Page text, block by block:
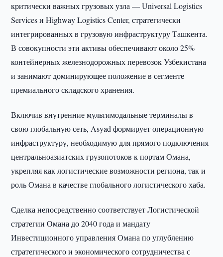
критически важных грузовых узла — Universal Logistics
Services и Highway Logistics Center, стратегически
интегрированных в грузовую инфраструктуру Ташкента.
В совокупности эти активы обеспечивают около 25%
контейнерных железнодорожных перевозок Узбекистана
и занимают доминирующее положение в сегменте
премиального складского хранения.
Включив внутренние мультимодальные терминалы в
свою глобальную сеть, Asyad формирует операционную
инфраструктуру, необходимую для прямого подключения
центральноазиатских грузопотоков к портам Омана,
укрепляя как логистические возможности региона, так и
роль Омана в качестве глобального логистического хаба.
Сделка непосредственно соответствует Логистической
стратегии Омана до 2040 года и мандату
Инвестиционного управления Омана по углублению
стратегического и экономического сотрудничества с